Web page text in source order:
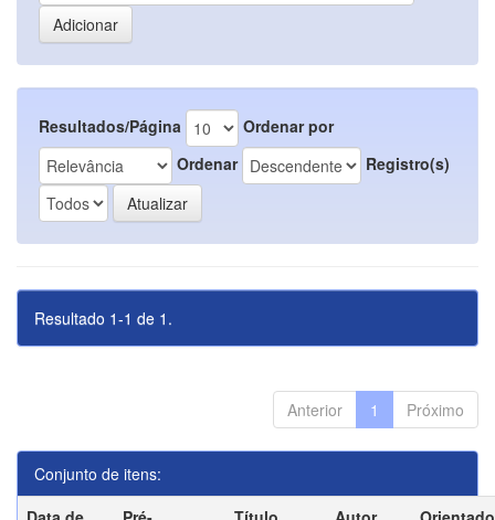
Resultados/Página
Ordenar por
Ordenar
Registro(s)
Resultado 1-1 de 1.
Anterior 1 Próximo
Conjunto de itens: